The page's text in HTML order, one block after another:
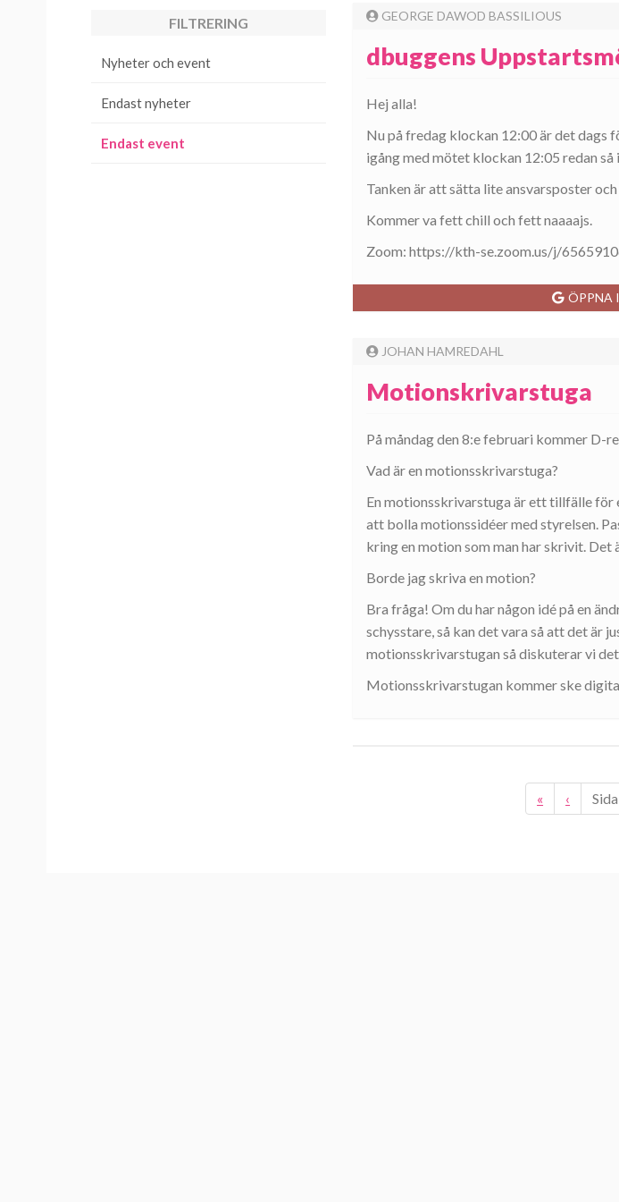
FILTRERING
Nyheter och event
Endast nyheter
Endast event
GEORGE DAWOD BASSILIOUS
dbuggens
Hej alla!
Nu på fredag klockan 12:00 är det dags
igång med mötet klockan 12:05 redan
Tanken är att sätta lite ansvarsposter
Kommer va fett chill och fett naaaajs.
Zoom: https://kth-se.zoom.us/j/
ÖPPNA
JOHAN HAMREDAHL
Motionskrivarstuga
På måndag den 8:e februari kommer
Vad är en motionsskrivarstuga?
En motionsskrivarstuga är ett tillfälle för
att bolla motionssidéer med styrelsen.
kring en motion som man har skrivit.
Borde jag skriva en motion?
Bra fråga! Om du har någon idé på en
schysstare, så kan det vara så att det är
motionsskrivarstugan så diskuterar vi
Motionsskrivarstugan kommer ske
« ‹ Sida